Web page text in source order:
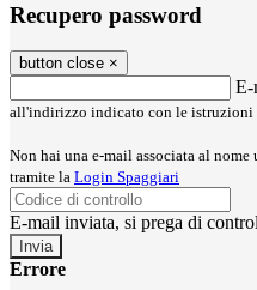
Recupero password
button close ×
E-
all'indirizzo indicato con le istruzioni
Non hai una e-mail associata al
tramite la Login Spaggiari
E-mail inviata, si prega di
Errore